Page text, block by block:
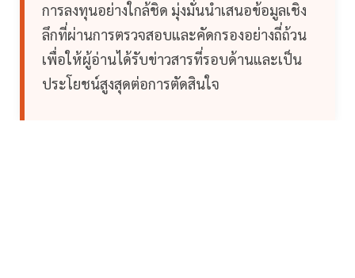
การลงทุนอย่างใกล้ชิด มุ่งมั่นนำเสนอข้อมูลเชิง
ลึกที่ผ่านการตรวจสอบและคัดกรองอย่างถี่ถ้วน
เพื่อให้ผู้อ่านได้รับข่าวสารที่รอบด้านและเป็น
ประโยชน์สูงสุดต่อการตัดสินใจ